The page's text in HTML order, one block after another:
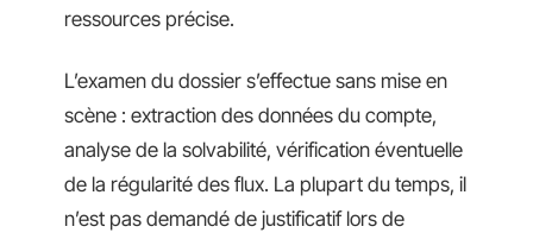
ressources précise.
L’examen du dossier s’effectue sans mise en
scène : extraction des données du compte,
analyse de la solvabilité, vérification éventuelle
de la régularité des flux. La plupart du temps, il
n’est pas demandé de justificatif lors de